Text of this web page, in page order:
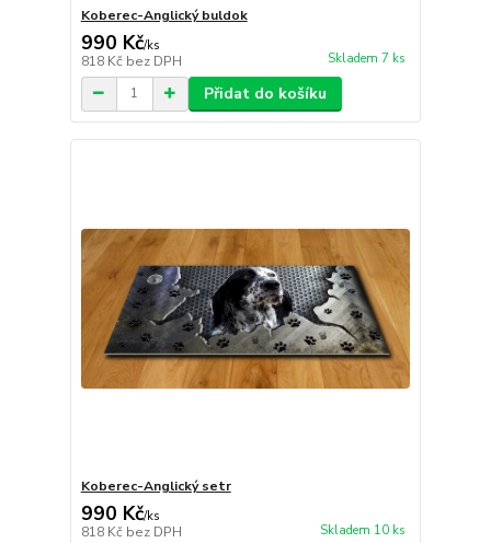
Koberec-Anglický buldok
990 Kč/ks
818 Kč bez DPH Skladem 7 ks
Přidat do košíku
Koberec-Anglický setr
990 Kč/ks
818 Kč bez DPH Skladem 10 ks